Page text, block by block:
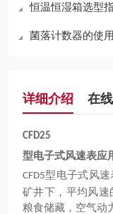
恒温恒湿箱选型
菌落计数器的使
详细介绍 在
CFD25
型电子式风速表应
CFD5型电子式风
矿井下，平均风速
粮食储藏，空气动